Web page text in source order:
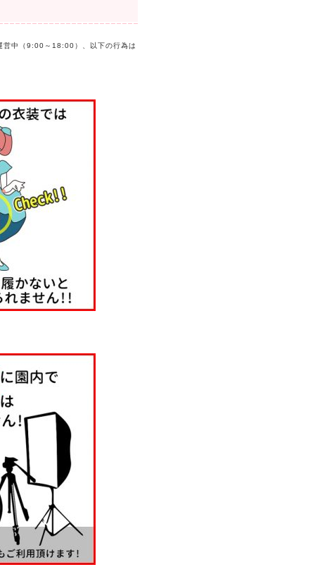
営中（9:00～18:00）、以下の行為は